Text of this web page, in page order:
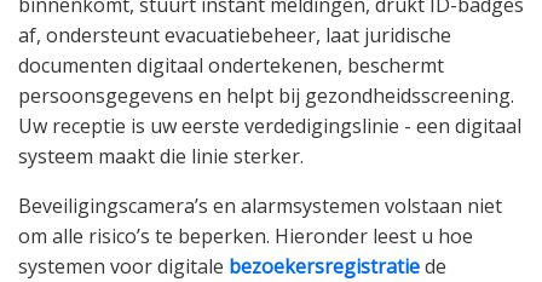
af, ondersteunt evacuatiebeheer, laat juridische
documenten digitaal ondertekenen, beschermt
persoonsgegevens en helpt bij gezondheidsscreening.
Uw receptie is uw eerste verdedigingslinie - een digitaal
systeem maakt die linie sterker.
Beveiligingscamera’s en alarmsystemen volstaan niet
om alle risico’s te beperken. Hieronder leest u hoe
systemen voor digitale bezoekersregistratiede